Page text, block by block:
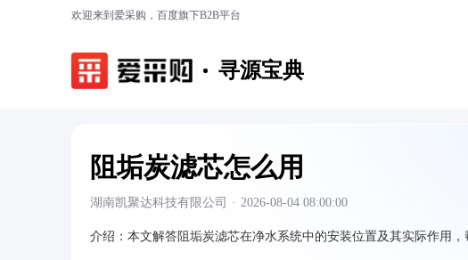
欢迎来到爱采购，百度旗下B2B平台
寻源宝典
阻垢炭滤芯怎么用
湖南凯聚达科技有限公司 · 2026-08-04 08:00:00
介绍： 本文解答阻垢炭滤芯在净水系统中的安装位置及其实际作用